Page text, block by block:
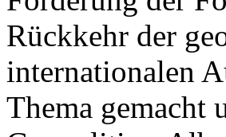
Rückkehr der
internationalen
Thema gemacht